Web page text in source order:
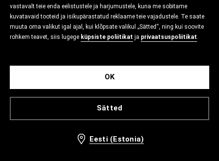
vastavalt teie enda eelistustele ja harjumustele, kuna me sobitame
kuvatavaid tooteid ja isikupärastatud reklaame teie vajadustele. Te saate
muuta oma valikut igal ajal, kui klõpsate valikul „Sätted“, ning kui soovite
rohkem teavet, siis lugege küpsiste poliitikat ja privaatsuspoliitikat.
Sätted
OK
Eesti (Estonia)